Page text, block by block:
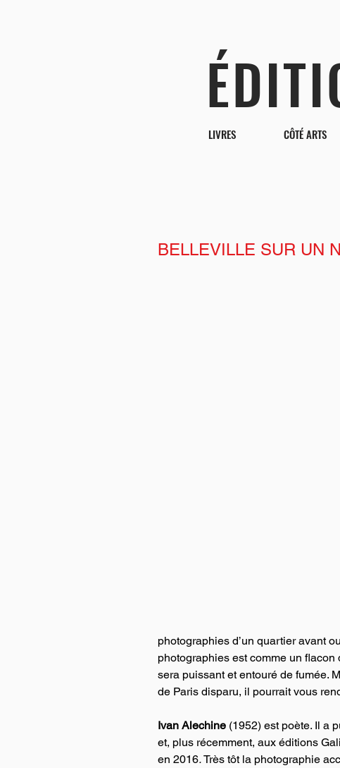
LIVRES CÔTÉ ARTS
BELLEVILLE SUR UN
photographies d’un quartier avant
photographies est comme un
sera puissant et entouré de fumée.
de Paris disparu, il pourrait vous
Ivan Alechine (1952) est poète. Il a
et, plus récemment, aux éditions
en 2016. Très tôt la photographie